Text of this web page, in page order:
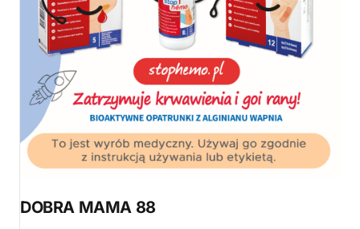
DOBRA MAMA 88